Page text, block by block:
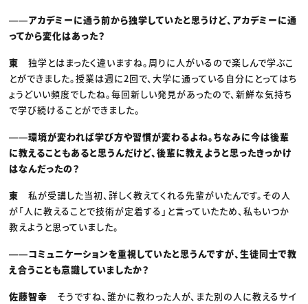
――アカデミーに通う前から独学していたと思うけど、アカデミーに通
ってから変化はあった？
東 独学とはまったく違いますね。周りに人がいるので楽しんで学ぶこ
とができました。授業は週に2回で、大学に通っている自分にとってはち
ょうどいい頻度でしたね。毎回新しい発見があったので、新鮮な気持ち
で学び続けることができました。
――環境が変われば学び方や習慣が変わるよね。ちなみに今は後輩
に教えることもあると思うんだけど、後輩に教えようと思ったきっかけ
はなんだったの？
東 私が受講した当初、詳しく教えてくれる先輩がいたんです。その人
が「人に教えることで技術が定着する」と言っていたため、私もいつか
教えようと思っていました。
――コミュニケーションを重視していたと思うんですが、生徒同士で教
え合うことも意識していましたか？
佐藤智幸 そうですね、誰かに教わった人が、また別の人に教えるサイ